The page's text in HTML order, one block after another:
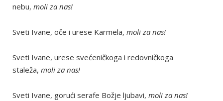
nebu, moli za nas!
Sveti Ivane, oče i urese Karmela, moli za nas!
Sveti Ivane, urese svećeničkoga i redovničkoga
staleža, moli za nas!
Sveti Ivane, gorući serafe Božje ljubavi, moli za nas!